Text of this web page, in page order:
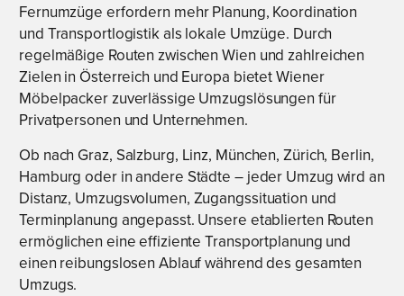
Fernumzüge erfordern mehr Planung, Koordination
und Transportlogistik als lokale Umzüge. Durch
regelmäßige Routen zwischen Wien und zahlreichen
Zielen in Österreich und Europa bietet Wiener
Möbelpacker zuverlässige Umzugslösungen für
Privatpersonen und Unternehmen.
Ob nach Graz, Salzburg, Linz, München, Zürich, Berlin,
Hamburg oder in andere Städte – jeder Umzug wird an
Distanz, Umzugsvolumen, Zugangssituation und
Terminplanung angepasst. Unsere etablierten Routen
ermöglichen eine effiziente Transportplanung und
einen reibungslosen Ablauf während des gesamten
Umzugs.